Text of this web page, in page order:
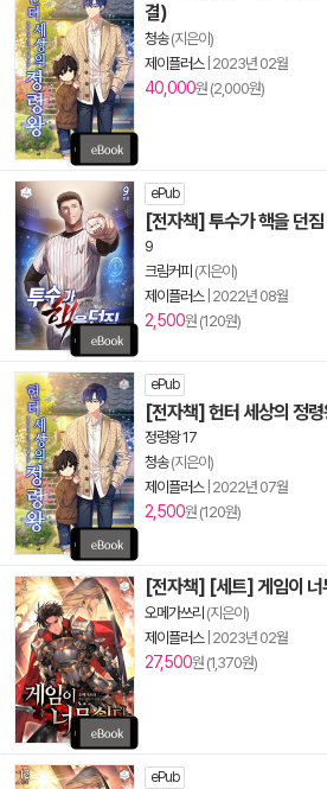
결)
청송(지은이)
제이플러스| 2023년 02월
40,000원 (2,000원)
ePub
[전자책] 투수가 핵을 던
9
크림커피 (지은이)
제이플러스| 2022년 08월
2,500원 (120원)
ePub
[전자책] 헌터 세상의 정
정령왕 17
청송(지은이)
제이플러스| 2022년 07월
2,500원 (120원)
[전자책] [세트] 게임이
오메가쓰리 (지은이)
제이플러스| 2023년 02월
27,500원 (1,370원)
ePub